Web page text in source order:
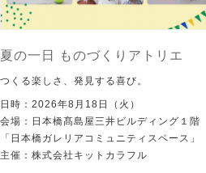
夏の一日 ものづくりアトリエ
つくる楽しさ、発見する喜び。
日時：2026年8月18日（火）
会場：日本橋髙島屋三井ビルディング１階
「日本橋ガレリアコミュニティスペース」
主催：株式会社キットカラフル